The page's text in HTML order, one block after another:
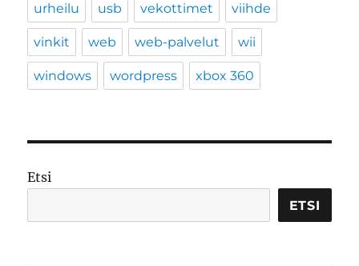
urheilu usb vekottimet viihde
vinkit web web-palvelut wii
windows wordpress xbox 360
Etsi
ETSI